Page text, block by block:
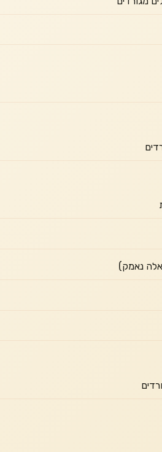
נאמק)